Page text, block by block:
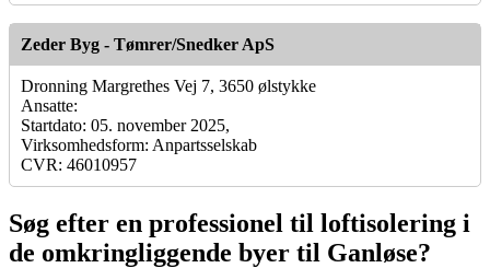
Zeder Byg - Tømrer/Snedker ApS
Dronning Margrethes Vej 7, 3650 ølstykke
Ansatte:
Startdato: 05. november 2025,
Virksomhedsform: Anpartsselskab
CVR: 46010957
Søg efter en professionel til loftisolering i
de omkringliggende byer til Ganløse?